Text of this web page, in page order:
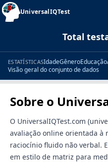
UniversalIQTest
Total
ESTATÍSTICASIdadeGêneroEducação
Visão geral do conjunto de dados
Sobre o
O UniversalIQTest.com
avaliação online orientada à
raciocínio fluido não verbal.
em estilo de matriz para